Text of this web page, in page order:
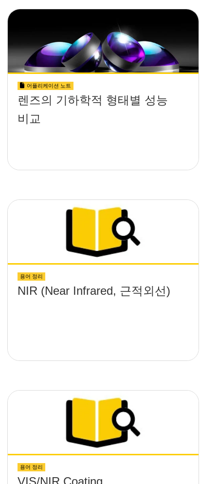
어플리케이션 노트
렌즈의 기하학적 형태별 성능
비교
용어 정리
NIR (Near Infrared, 근적외선)
용어 정리
VIS/NIR Coating